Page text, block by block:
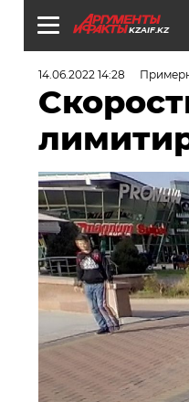
KZAIF.KZ
14.06.2022 14:28